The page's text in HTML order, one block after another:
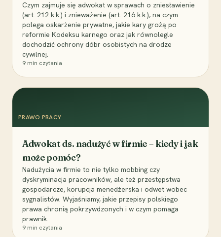
Czym zajmuje się adwokat w sprawach o zniesławienie
(art. 212 k.k.) i znieważenie (art. 216 k.k.), na czym
polega oskarżenie prywatne, jakie kary grożą po
reformie Kodeksu karnego oraz jak równolegle
dochodzić ochrony dóbr osobistych na drodze
cywilnej.
9 min czytania
PRAWO PRACY
Adwokat ds. nadużyć w firmie – kiedy i jak
może pomóc?
Nadużycia w firmie to nie tylko mobbing czy
dyskryminacja pracowników, ale też przestępstwa
gospodarcze, korupcja menedżerska i odwet wobec
sygnalistów. Wyjaśniamy, jakie przepisy polskiego
prawa chronią pokrzywdzonych i w czym pomaga
prawnik.
9 min czytania